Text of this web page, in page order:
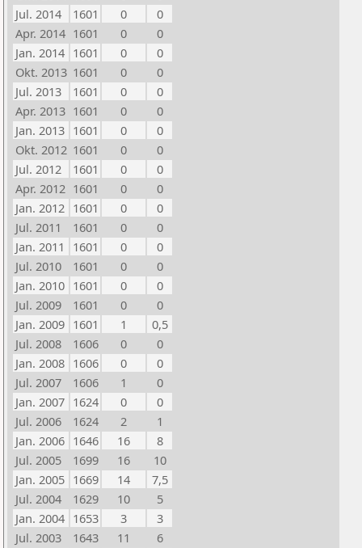
Jul. 2014
1601 0
0
Apr. 2014 1601 0
0
Jan. 2014 1601 0
0
Okt. 2013 1601 0
0
Jul. 2013
1601 0
0
Apr. 2013 1601 0
0
Jan. 2013 1601 0
0
Okt. 2012 1601 0
0
Jul. 2012
1601 0
0
Apr. 2012 1601 0
0
Jan. 2012 1601 0
0
Jul. 2011
1601 0
0
Jan. 2011
1601 0
0
Jul. 2010
1601 0
0
Jan. 2010 1601 0
0
Jul. 2009
1601 0
0
Jan. 2009 1601 1
0,5
Jul. 2008
1606 0
0
Jan. 2008 1606 0
0
Jul. 2007
1606 1
0
Jan. 2007 1624 0
0
Jul. 2006
1624 2
1
Jan. 2006 1646 16
8
Jul. 2005
1699 16
10
Jan. 2005 1669 14
7,5
Jul. 2004
1629 10
5
Jan. 2004 1653 3
3
Jul. 2003
1643 11
6